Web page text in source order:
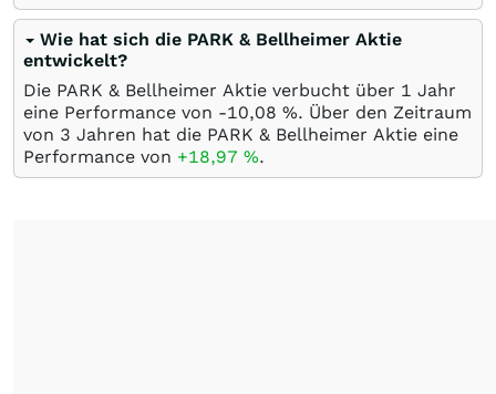
Wie hat sich die PARK & Bellheimer Aktie
entwickelt?
Die PARK & Bellheimer Aktie verbucht über 1 Jahr
eine Performance von -10,08 %. Über den Zeitraum
von 3 Jahren hat die PARK & Bellheimer Aktie eine
Performance von +18,97 %.